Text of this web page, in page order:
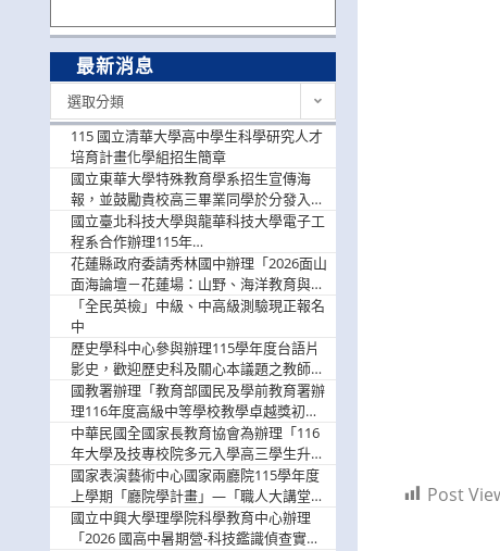
Post
最新消息
選取分類
115 國立清華大學高中學生科學研究人才
培育計畫化學組招生簡章
國立東華大學特殊教育學系招生宣傳海
報，並鼓勵貴校高三畢業同學於分發入學
階段踴躍選填。
國立臺北科技大學與龍華科技大學電子工
程系合作辦理115年
「115.08.10~08.12「AI賦能應用於智慧半
導體研習營」，歡迎學生踴躍報名參加
花蓮縣政府委請秀林國中辦理「2026面山
面海論壇－花蓮場：山野、海洋教育與戶
外安全實務課程」，歡迎踴躍報名參加
「全民英檢」中級、中高級測驗現正報名
中
歷史學科中心參與辦理115學年度台語片
影史，歡迎歷史科及關心本議題之教師踴
躍報名參加
國教署辦理「教育部國民及學前教育署辦
理116年度高級中等學校教學卓越獎初選
實施計畫」，鼓勵教師踴躍報名
中華民國全國家長教育協會為辦理「116
年大學及技專校院多元入學高三學生升學
輔導家長說明會」
國家表演藝術中心國家兩廳院115學年度
上學期「廳院學計畫」—「職人大講堂」
及「一日體驗課程」，鼓勵踴躍報名參
與。
國立中興大學理學院科學教育中心辦理
「2026 國高中暑期營-科技鑑識偵查實戰